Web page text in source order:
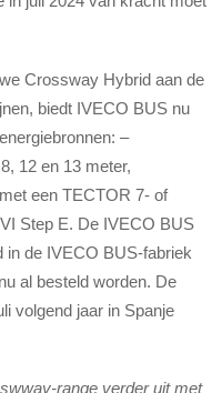
Crossway Hybrid aan de
biedt IVECO BUS nu
–
12 en 13 meter,
een TECTOR 7- of
Step E. De IVECO BUS
de IVECO BUS-fabriek
al besteld worden. De
volgend jaar in Spanje
range verder uit met